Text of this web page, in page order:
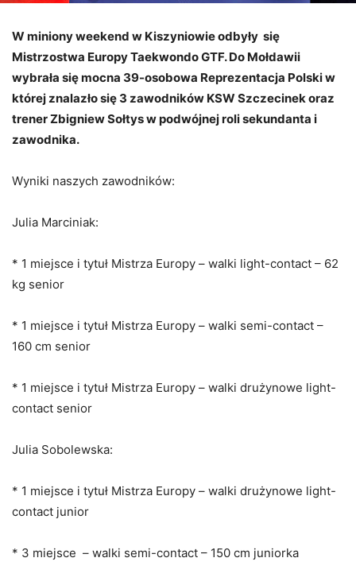
W miniony weekend w Kiszyniowie odbyły się
Mistrzostwa Europy Taekwondo GTF. Do Mołdawii
wybrała się mocna 39-osobowa Reprezentacja Polski w
której znalazło się 3 zawodników KSW Szczecinek oraz
trener Zbigniew Sołtys w podwójnej roli sekundanta i
zawodnika.
Wyniki naszych zawodników:
Julia Marciniak:
* 1 miejsce i tytuł Mistrza Europy – walki light-contact – 62
kg senior
* 1 miejsce i tytuł Mistrza Europy – walki semi-contact –
160 cm senior
* 1 miejsce i tytuł Mistrza Europy – walki drużynowe light-
contact senior
Julia Sobolewska:
* 1 miejsce i tytuł Mistrza Europy – walki drużynowe light-
contact junior
* 3 miejsce – walki semi-contact – 150 cm juniorka